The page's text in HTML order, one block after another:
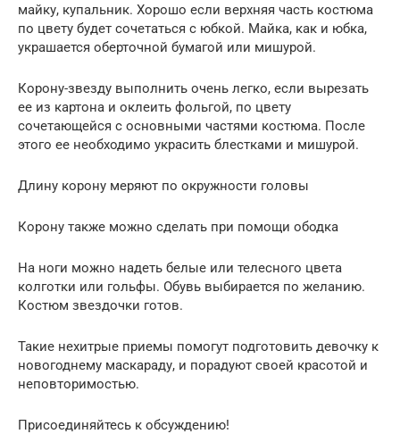
майку, купальник. Хорошо если верхняя часть костюма
по цвету будет сочетаться с юбкой. Майка, как и юбка,
украшается оберточной бумагой или мишурой.
Корону-звезду выполнить очень легко, если вырезать
ее из картона и оклеить фольгой, по цвету
сочетающейся с основными частями костюма. После
этого ее необходимо украсить блестками и мишурой.
Длину корону меряют по окружности головы
Корону также можно сделать при помощи ободка
На ноги можно надеть белые или телесного цвета
колготки или гольфы. Обувь выбирается по желанию.
Костюм звездочки готов.
Такие нехитрые приемы помогут подготовить девочку к
новогоднему маскараду, и порадуют своей красотой и
неповторимостью.
Присоединяйтесь к обсуждению!